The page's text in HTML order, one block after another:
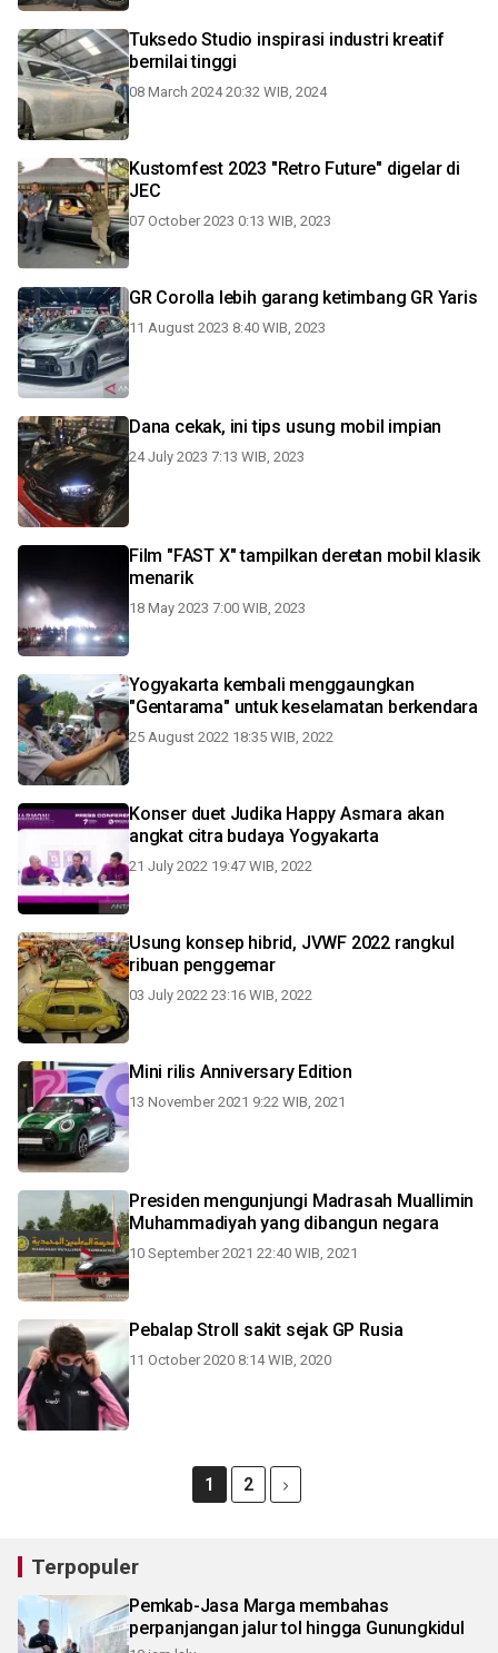
Tuksedo Studio inspirasi industri kreatif
bernilai tinggi
08 March 2024 20:32 WIB, 2024
Kustomfest 2023 "Retro Future" digelar di
JEC
07 October 2023 0:13 WIB, 2023
GR Corolla lebih garang ketimbang GR Yaris
11 August 2023 8:40 WIB, 2023
Dana cekak, ini tips usung mobil impian
24 July 2023 7:13 WIB, 2023
Film "FAST X" tampilkan deretan mobil klasik
menarik
18 May 2023 7:00 WIB, 2023
Yogyakarta kembali menggaungkan
"Gentarama" untuk keselamatan berkendara
25 August 2022 18:35 WIB, 2022
Konser duet Judika Happy Asmara akan
angkat citra budaya Yogyakarta
21 July 2022 19:47 WIB, 2022
Usung konsep hibrid, JVWF 2022 rangkul
ribuan penggemar
03 July 2022 23:16 WIB, 2022
Mini rilis Anniversary Edition
13 November 2021 9:22 WIB, 2021
Presiden mengunjungi Madrasah Muallimin
Muhammadiyah yang dibangun negara
10 September 2021 22:40 WIB, 2021
Pebalap Stroll sakit sejak GP Rusia
11 October 2020 8:14 WIB, 2020
1 2
Terpopuler
Pemkab-Jasa Marga membahas
perpanjangan jalur tol hingga Gunungkidul